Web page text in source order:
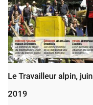
Le Travailleur alpin, juin
2019